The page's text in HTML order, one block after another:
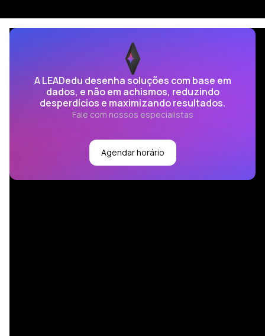
A LEADedu desenha soluções com base em
dados, e não em achismos, reduzindo
desperdícios e maximizando resultados.
Fale com nossos especialistas
Agendar horário